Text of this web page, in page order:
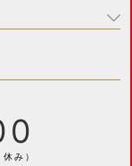
み）